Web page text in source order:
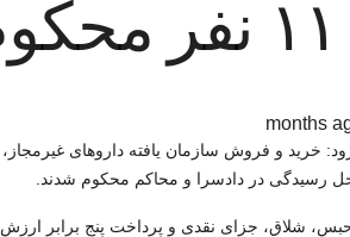
خرید و فروش سازمان یافته داروهای غیرمجاز،
رسیدگی در دادسرا و محاکم محکوم شدند.